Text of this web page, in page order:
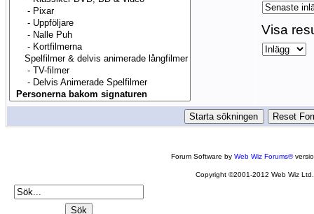
Visa
Forum Software byWeb Wiz Forums®
Copyright ©2001-2012 Web Wiz Ltd.